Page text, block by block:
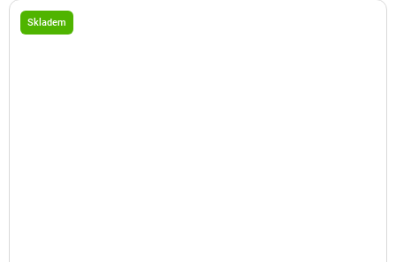
Skladem